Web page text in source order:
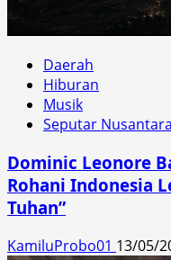
Daerah
Hiburan
Musik
Seputar Nusantara
Dominic Leonore
Rohani Indonesia
Tuhan”
KamiluProbo01 13/05/